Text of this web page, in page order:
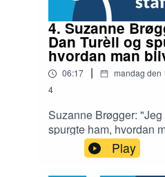
4. Suzanne
Dan Turèll og
hvordan man
06:17 | mandag den
4
Suzanne Brøgger:
spurgte ham, hvordan
Suzanne Brøgger
medaljen, delte hun
Turèll. I sin takketale
Play